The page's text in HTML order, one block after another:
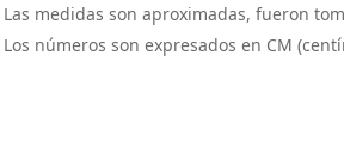
Las medidas son aproximadas, fueron
Los números son expresados en CM